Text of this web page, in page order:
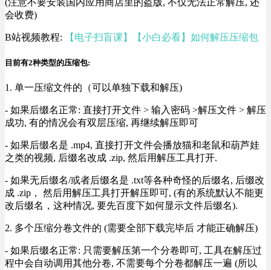
会收费)
B站视频教程: 【电子扫盲课】【小白必看】如何解压压缩包
目前有2种类型的压缩包:
1. 单一压缩文件的（可以单独下载和解压)
- 如果后缀名正常: 直接打开文件 > 输入密码 >解压文件 > 解压
成功, 有的情况会有双层压缩, 再继续解压即可
- 如果后缀名是 .mp4, 直接打开文件会播放猫和老鼠和葫芦娃
之类的视频, 后缀名改成 .zip, 然后用解压工具打开.
- 如果无后缀名/或者后缀名是 .txt等各种奇怪的后缀名, 后缀改
成 .zip， 然后用解压工具打开解压即可, (有的系统默认不能更
改后缀名，这种情况, 要先百度下如何显示文件后缀名).
2. 多个压缩分卷文件的 (需要全部下载完毕后 才能正确解压)
- 如果后缀名正常: 只需要解压第一个分卷即可, 工具在解压过
程中会自动调用其他分卷, 不需要每个分卷都解压一遍 (所以